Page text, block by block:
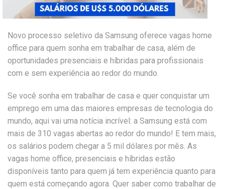
Novo processo seletivo da Samsung oferece vagas home
office para quem sonha em trabalhar de casa, além de
oportunidades presenciais e híbridas para profissionais
com e sem experiência ao redor do mundo.
Se você sonha em trabalhar de casa e quer conquistar um
emprego em uma das maiores empresas de tecnologia do
mundo, aqui vai uma notícia incrível: a Samsung está com
mais de 310 vagas abertas ao redor do mundo! E tem mais,
os salários podem chegar a 5 mil dólares por mês. As
vagas home office, presenciais e híbridas estão
disponíveis tanto para quem já tem experiência quanto para
quem está começando agora. Quer saber como trabalhar de